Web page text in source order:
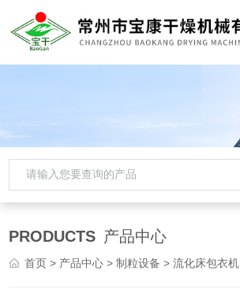
PRODUCTS 产品中心
首页 > 产品中心 >制粒设备 >流化床包衣机